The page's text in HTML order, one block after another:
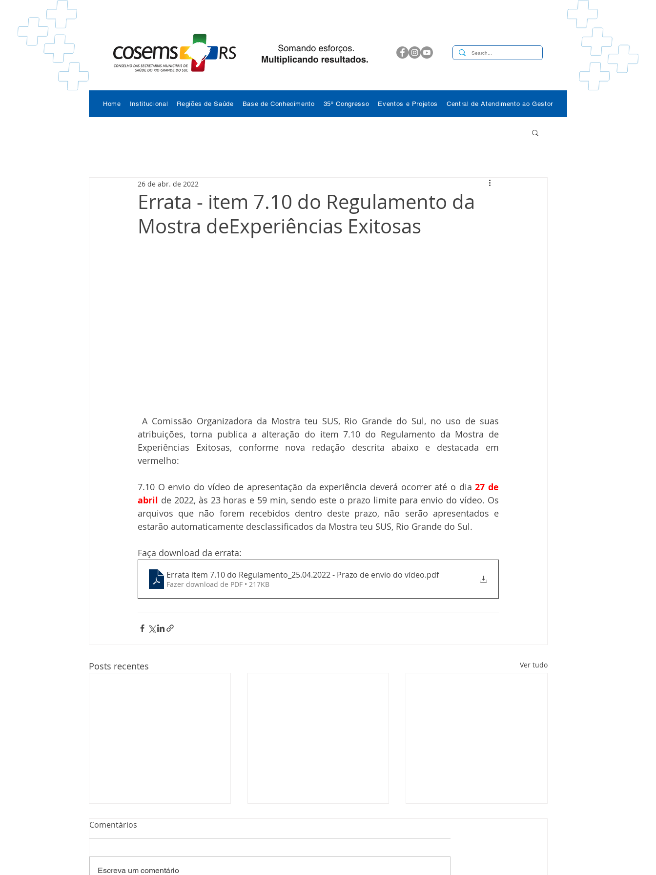
Home Institucional Regiões de Saúde Base de Conhecimento 35º Congresso Eventos e Projetos Central de Atendimento ao Gestor
Errata - item 7.10 do Regulamento da
Mostra deExperiências Exitosas
26 de abr. de 2022
atribuições, torna publica a alteração do item 7.10 do Regulamento da Mostra de
Experiências Exitosas, conforme nova redação descrita abaixo e destacada em
vermelho:
7.10 O envio do vídeo de apresentação da experiência deverá ocorrer até o dia 27 de
abril de 2022, às 23 horas e 59 min, sendo este o prazo limite para envio do vídeo. Os
arquivos que não forem recebidos dentro deste prazo, não serão apresentados e
estarão automaticamente desclassificados da Mostra teu SUS, Rio Grande do Sul.
Faça download da errata:
Errata item 7.10 do Regulamento_25.04.2022 - Prazo de envio do vídeo.pdf
Fazer download de PDF • 217KB
Posts recentes Ver tudo
Comentários
Escreva um comentário